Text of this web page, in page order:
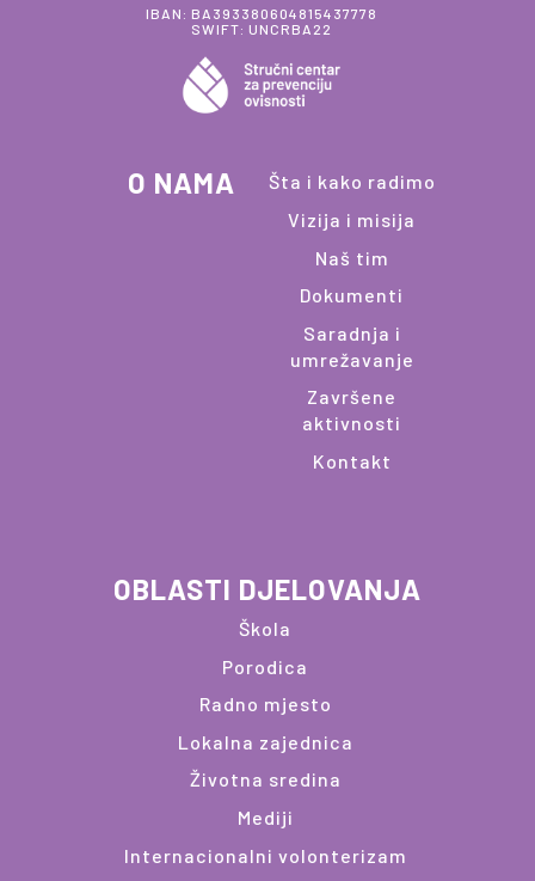
IBAN: BA393380604815437778
SWIFT: UNCRBA22
O NAMA
Šta i kako radimo
Vizija i misija
Naš tim
Dokumenti
Saradnja i
umrežavanje
Završene
aktivnosti
Kontakt
OBLASTI DJELOVANJA
Škola
Porodica
Radno mjesto
Lokalna zajednica
Životna sredina
Mediji
Internacionalni volonterizam